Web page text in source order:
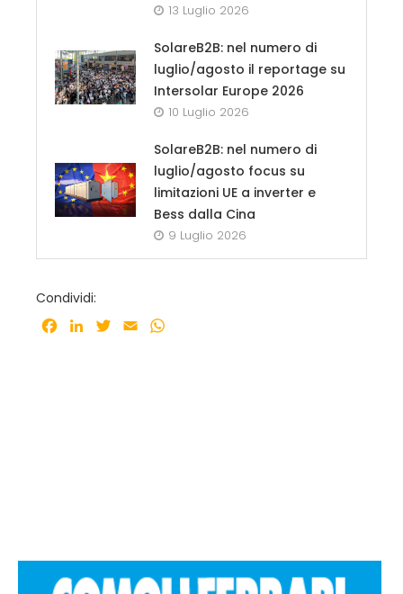
13 Luglio 2026
SolareB2B: nel numero di
luglio/agosto il reportage su
Intersolar Europe 2026
10 Luglio 2026
SolareB2B: nel numero di
luglio/agosto focus su
limitazioni UE a inverter e
Bess dalla Cina
9 Luglio 2026
Condividi:
Facebook
LinkedInTwitter
Email